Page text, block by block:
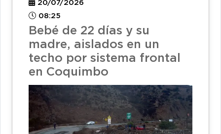
20/07/2026
08:25
Bebé de 22 días y su
madre, aislados en un
techo por sistema frontal
en Coquimbo